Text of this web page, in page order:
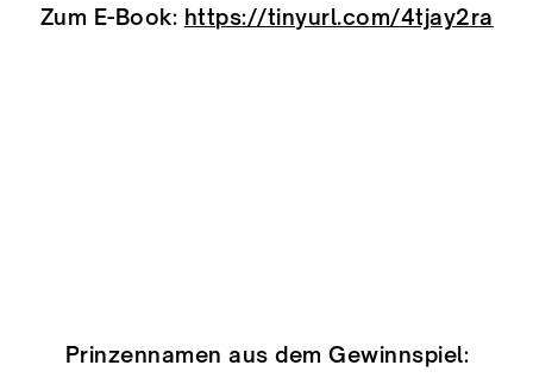
Zum E-Book: https://tinyurl.com/4tjay2ra
Prinzennamen aus dem Gewinnspiel: